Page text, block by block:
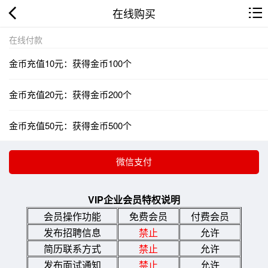
在线购买
在线付款
金币充值10元：获得金币100个
金币充值20元：获得金币200个
金币充值50元：获得金币500个
VIP企业会员特权说明
会员操作功能
免费会员
付费会员
发布招聘信息
禁止
允许
简历联系方式
禁止
允许
发布面试通知
禁止 允许